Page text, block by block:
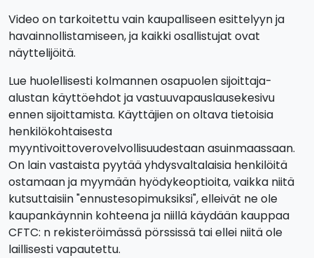
Video on tarkoitettu vain kaupalliseen esittelyyn ja
havainnollistamiseen, ja kaikki osallistujat ovat
näyttelijöitä.
Lue huolellisesti kolmannen osapuolen sijoittaja-
alustan käyttöehdot ja vastuuvapauslausekesivu
ennen sijoittamista. Käyttäjien on oltava tietoisia
henkilökohtaisesta
myyntivoittoverovelvollisuudestaan asuinmaassaan.
On lain vastaista pyytää yhdysvaltalaisia henkilöitä
ostamaan ja myymään hyödykeoptioita, vaikka niitä
kutsuttaisiin "ennustesopimuksiksi", elleivät ne ole
kaupankäynnin kohteena ja niillä käydään kauppaa
CFTC: n rekisteröimässä pörssissä tai ellei niitä ole
laillisesti vapautettu.